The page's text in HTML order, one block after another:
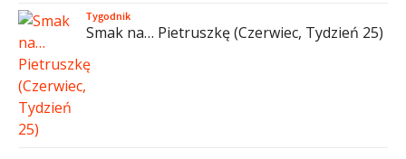
Tygodnik
Smak na… Pietruszkę (Czerwiec, Tydzień 25)